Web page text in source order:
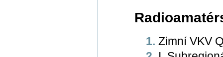
Zimní VKV